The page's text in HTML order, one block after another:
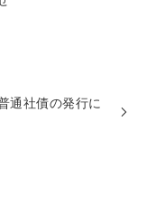
通社債の発行に